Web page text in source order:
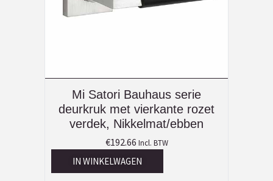
Mi Satori Bauhaus serie
deurkruk met vierkante rozet
verdek, Nikkelmat/ebben
€192.66 Incl. BTW
IN WINKELWAGEN